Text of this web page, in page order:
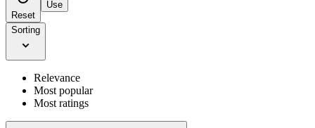
Reset
Use
Sorting
Relevance
Most popular
Most ratings